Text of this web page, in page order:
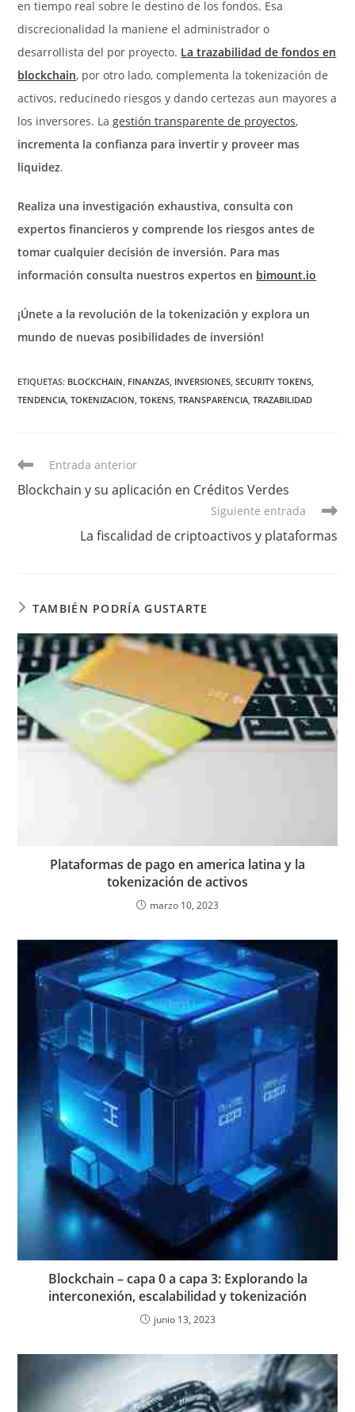
en tiempo real sobre le destino de los fondos. Esa
discrecionalidad la maniene el administrador o
desarrollista del por proyecto. La trazabilidad de fondos en
blockchain, por otro lado, complementa la tokenización de
activos, reducinedo riesgos y dando certezas aun mayores a
los inversores. La gestión transparente de proyectos,
incrementa la confianza para invertir y proveer mas
liquidez.
Realiza una investigación exhaustiva, consulta con
expertos financieros y comprende los riesgos antes de
tomar cualquier decisión de inversión. Para mas
información consulta nuestros expertos en bimount.io
¡Únete a la revolución de la tokenización y explora un
mundo de nuevas posibilidades de inversión!
ETIQUETAS: BLOCKCHAIN FINANZAS INVERSIONES SECURITY TOKENS
TENDENCIA TOKENIZACION TOKENS TRANSPARENCIA TRAZABILIDAD
Leer
artículos
Entrada anterior
Blockchain y su aplicación en Créditos Verdes
Siguiente entrada
La fiscalidad de criptoactivos y plataformas
TAMBIÉN PODRÍA GUSTARTE
Plataformas de pago en america latina y la
tokenización de activos
marzo 10, 2023
Blockchain – capa 0 a capa 3: Explorando la
interconexión, escalabilidad y tokenización
junio 13, 2023